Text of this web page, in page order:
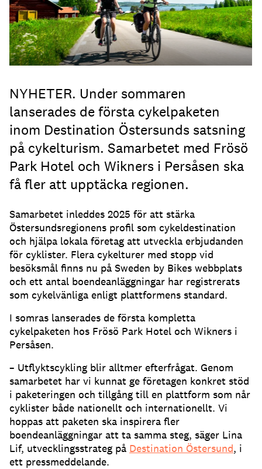
NYHETER. Under sommaren
lanserades de första cykelpaketen
inom Destination Östersunds satsning
på cykelturism. Samarbetet med Frösö
Park Hotel och Wikners i Persåsen ska
få fler att upptäcka regionen.
Samarbetet inleddes 2025 för att stärka
Östersundsregionens profil som cykeldestination
och hjälpa lokala företag att utveckla erbjudanden
för cyklister. Flera cykelturer med stopp vid
besöksmål finns nu på Sweden by Bikes webbplats
och ett antal boendeanläggningar har registrerats
som cykelvänliga enligt plattformens standard.
I somras lanserades de första kompletta
cykelpaketen hos Frösö Park Hotel och Wikners i
Persåsen.
– Utflyktscykling blir alltmer efterfrågat. Genom
samarbetet har vi kunnat ge företagen konkret stöd
i paketeringen och tillgång till en plattform som når
cyklister både nationellt och internationellt. Vi
hoppas att paketen ska inspirera fler
boendeanläggningar att ta samma steg, säger Lina
Lif, utvecklingsstrateg på Destination Östersund, i
ett pressmeddelande.